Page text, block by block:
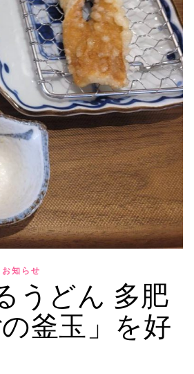
知らせ
うどん 多肥
釜玉」を好